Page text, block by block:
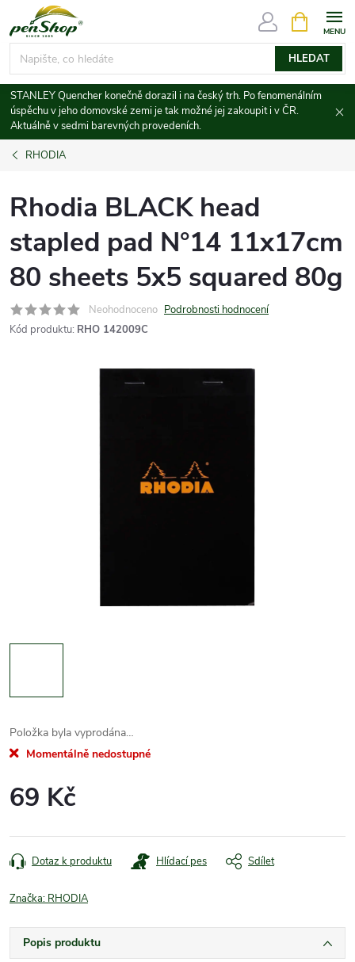
na
obsah
HLEDAT
NÁKUPNÍ
KOŠÍK
STANLEY Quencher konečně dorazil i na český trh. Po fenomenálním
úspěchu v jeho domovské zemi je tak možné jej zakoupit i v ČR.
Aktuálně v sedmi barevných provedeních.
RHODIA
Rhodia BLACK head
stapled pad N°14 11x17cm
80 sheets 5x5 squared 80g
Neohodnoceno Podrobnosti hodnocení
Kód produktu: RHO 142009C
Položka byla vyprodána…
Momentálně nedostupné
69 Kč
cena:
Dotaz k produktu Hlídací pes Sdílet
Značka: RHODIA
Popis produktu